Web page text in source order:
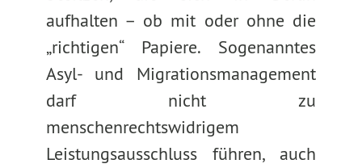
aufhalten – ob mit oder ohne die
„richtigen“ Papiere. Sogenanntes
Asyl- und Migrationsmanagement
darf nicht zu
menschenrechtswidrigem
Leistungsausschluss führen, auch